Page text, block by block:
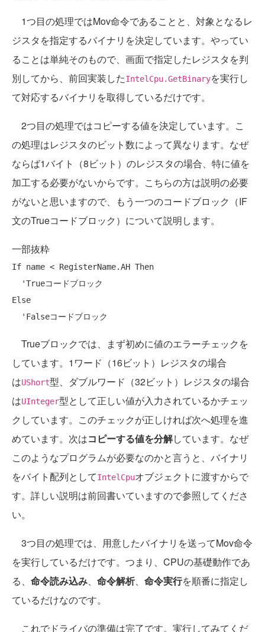
1つ目の処理ではMov命令であることと、対象となるレ
ジスタを指定するバイナリを決定しています。やってい
ることは単純そのもので、画面で指定したレジスタを判
別してから、前回実装したIntelCpu.GetBinaryを実行し
て対応するバイナリを取得しているだけです。
2つ目の処理ではコピーする値を決定しています。こ
の処理はレジスタのビット数によって異なります。なぜ
ならば1バイト（8ビット）のレジスタの場合、特に値を
加工する必要がないからです。こちらの方は説明の必要
がないと思いますので、もう一つのコードブロック（IF
文のTrueコードブロック）について説明します。
一部抜粋
If name < RegisterName.AH Then
'Trueコードブロック
Else
'Falseコードブロック
Trueブロックでは、まず初めに値のエラーチェックを
しています。1ワード（16ビット）レジスタの場合
はUShort型、ダブルワード（32ビット）レジスタの場合
はUInteger型として正しい値が入力されているかチェッ
クしています。このチェックが正しければ次へ処理を進
めています。次はコピーする値を分解しています。なぜ
このようなプログラムが必要なのかと言うと、バイナリ
をバイト配列としてIntelCpuオブジェクトに渡すからで
す。詳しい説明は前回書いていますので参照してくださ
い。
3つ目の処理では、用意したバイナリを送ってMov命令
を実行しているだけです。つまり、CPUの基礎動作であ
る、 命令読み込み、 命令解析、 命令実行を順番に指定し
ているだけなのです。
これでドライバの準備は完了です。実行してみてくだ